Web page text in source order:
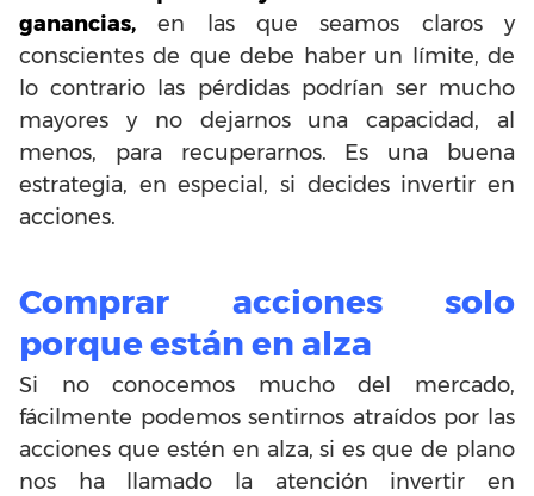
ganancias, en las que seamos claros y
conscientes de que debe haber un límite, de
lo contrario las pérdidas podrían ser mucho
mayores y no dejarnos una capacidad, al
menos, para recuperarnos. Es una buena
estrategia, en especial, si decides invertir en
acciones.
Comprar acciones solo
porque están en alza
Si no conocemos mucho del mercado,
fácilmente podemos sentirnos atraídos por las
acciones que estén en alza, si es que de plano
nos ha llamado la atención invertir en